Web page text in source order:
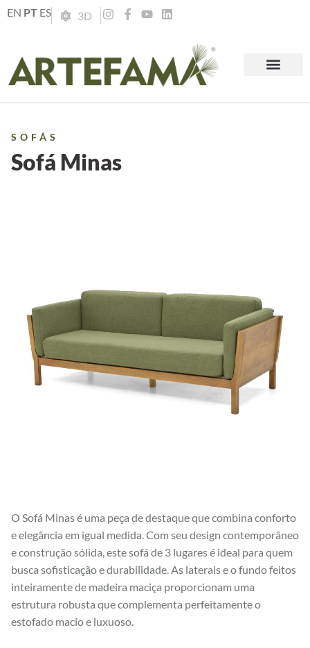
EN PT ES 3D
SOFÁS
Sofá Minas
O Sofá Minas é uma peça de destaque que combina conforto
e elegância em igual medida. Com seu design contemporâneo
e construção sólida, este sofá de 3 lugares é ideal para quem
busca sofisticação e durabilidade. As laterais e o fundo feitos
inteiramente de madeira maciça proporcionam uma
estrutura robusta que complementa perfeitamente o
estofado macio e luxuoso.